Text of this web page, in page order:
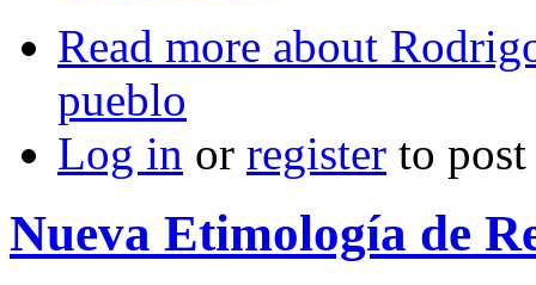
Read more about
pueblo
Log in or register to
Nueva Etimología de